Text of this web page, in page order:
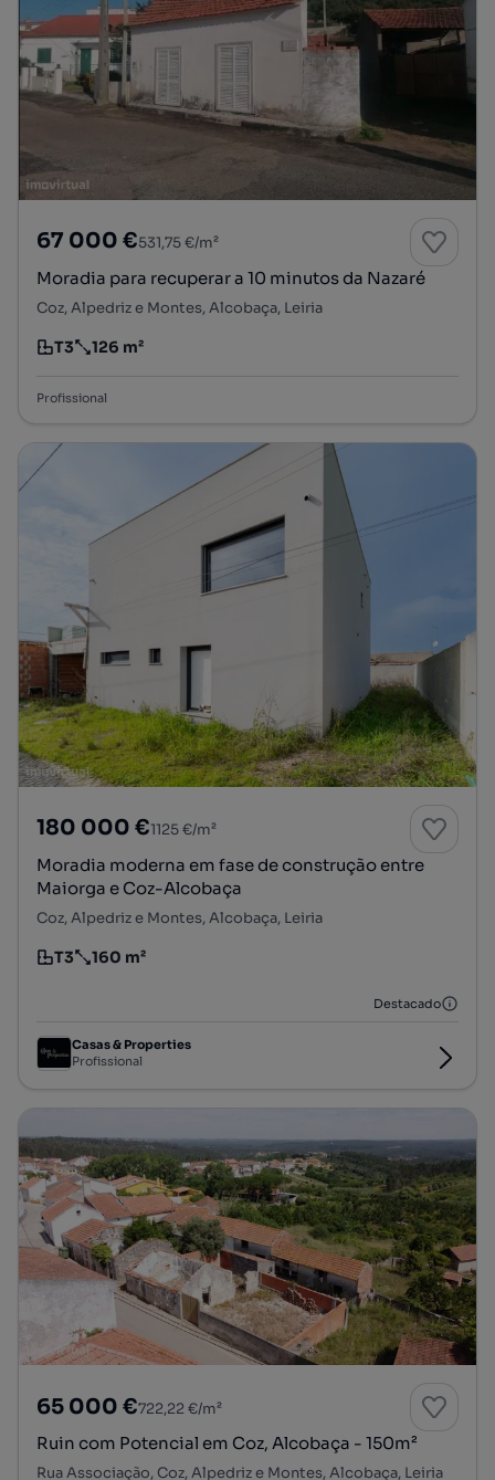
67 000 €531,75 €/m²
Moradia para recuperar a 10 minutos da Nazaré
Coz, Alpedriz e Montes, Alcobaça, Leiria
Tipologia
T3
Preço por metro quadrado
126 m²
Profissional
180 000 €1125 €/m²
Moradia moderna em fase de construção entre
Maiorga e Coz-Alcobaça
Coz, Alpedriz e Montes, Alcobaça, Leiria
Tipologia
T3
Preço por metro quadrado
160 m²
Destacado
Casas & Properties
Profissional
65 000 €722,22 €/m²
Ruin com Potencial em Coz, Alcobaça - 150m²
Rua Associação, Coz, Alpedriz e Montes, Alcobaça, Leiria